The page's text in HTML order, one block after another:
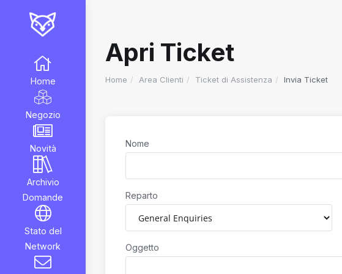
Home
Negozio
Novità
Archivio
Domande
Stato del
Network
Apri Ticket
Home Area Clienti Ticket di Assistenza Invia Ticket
Nome
Reparto
Oggetto